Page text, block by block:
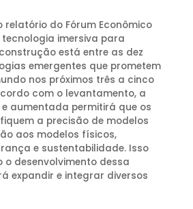
relatório do Fórum Econômico
tecnologia imersiva para
está entre as dez
emergentes que prometem
nos próximos três a cinco
com o levantamento, a
aumentada permitirá que os
a precisão de modelos
aos modelos físicos,
e sustentabilidade. Isso
desenvolvimento dessa
expandir e integrar diversos